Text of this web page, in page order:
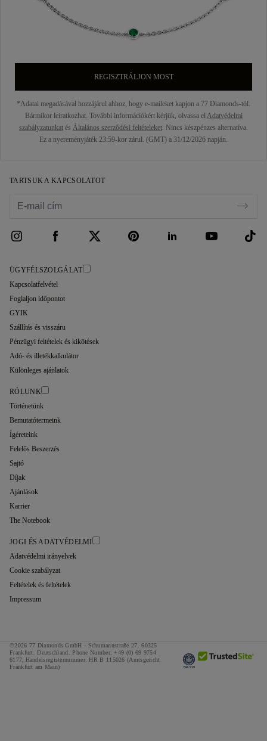
REGISZTRÁLJON MOST
*Adatai megadásával hozzájárul ahhoz, hogy e-maileket kapjon a 77 Diamonds-tól.
Bármikor leiratkozhat. További információkért kérjük, olvassa elAdatvédelmi
szabályzatunkat és Általános szerződési feltételeket. Nincs készpénzes alternatíva.
Ez a nyereményjáték 23:59-kor zárul. (GMT) a 31/12/2026 napján.
TARTSUK A KAPCSOLATOT
ÜGYFÉLSZOLGÁLAT
Kapcsolatfelvétel
Foglaljon időpontot
GYIK
Szállítás és visszáru
Pénzügyi feltételek és kikötések
Adó- és illetékkalkulátor
Különleges ajánlatok
RÓLUNK
Történetünk
Bemutatótermeink
Ígéreteink
Felelős Beszerzés
Sajtó
Díjak
Ajánlások
Karrier
The Notebook
JOGI ÉS ADATVÉDELMI
Adatvédelmi irányelvek
Cookie szabályzat
Feltételek és feltételek
Impressum
©2026 77 Diamonds GmbH - Schumannstraße 27. 60325
Frankfurt. Deutschland. Phone Number: +49 (0) 69 9754
6177,
Handelsregisternummer: HR B 115026 (Amtsgericht
Frankfurt am Main)